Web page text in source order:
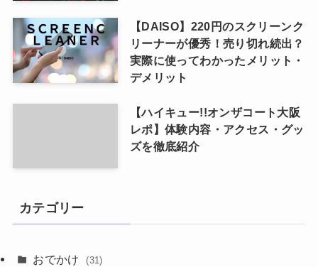
【DAISO】220円のスクリーンク
リーナーが優秀！売り切れ続出？
実際に使ってわかったメリット・
デメリット
【ハイキュー!!オンザコート大阪
レポ】体験内容・アクセス・グッ
ズを徹底紹介
カテゴリー
おでかけ (31)